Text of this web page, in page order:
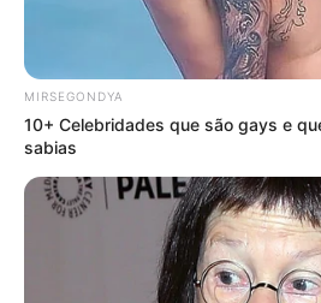
MIRSEGONDYA
10+ Celebridades que são gays e
sabias